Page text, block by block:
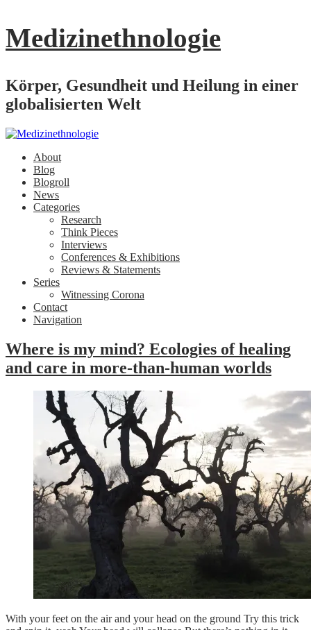
Medizinethnologie
Körper, Gesundheit und Heilung in einer
globalisierten Welt
About
Blog
Blogroll
News
Categories
Research
Think Pieces
Interviews
Conferences & Exhibitions
Reviews & Statements
Series
Witnessing Corona
Contact
Navigation
Where is my mind? Ecologies of healing
and care in more-than-human worlds
With your feet on the air and your head on the ground Try this trick